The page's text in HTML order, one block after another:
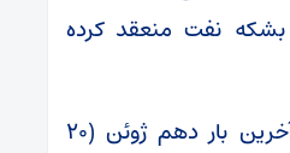
بشکه نفت منعقد کرده
وزارت انرژی آمریکا آخرین بار دهم ژوئن (۲۰